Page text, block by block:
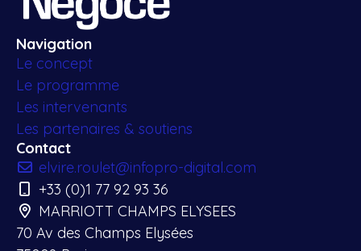
Navigation
Le concept
Le programme
Les intervenants
Les partenaires & soutiens
Contact
elvire.roulet@infopro-digital.com
+33 (0)1 77 92 93 36
MARRIOTT CHAMPS ELYSEES
70 Av des Champs Elysées